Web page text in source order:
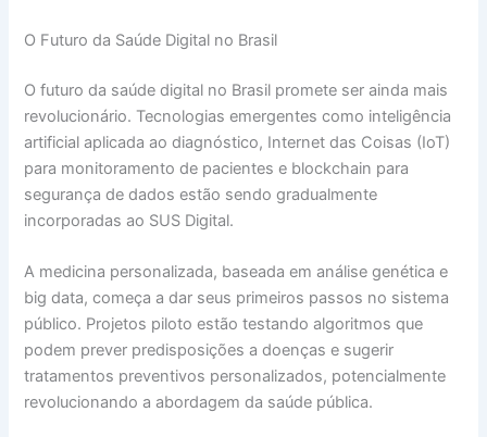
O Futuro da Saúde Digital no Brasil
O futuro da saúde digital no Brasil promete ser ainda mais
revolucionário. Tecnologias emergentes como inteligência
artificial aplicada ao diagnóstico, Internet das Coisas (IoT)
para monitoramento de pacientes e blockchain para
segurança de dados estão sendo gradualmente
incorporadas ao SUS Digital.
A medicina personalizada, baseada em análise genética e
big data, começa a dar seus primeiros passos no sistema
público. Projetos piloto estão testando algoritmos que
podem prever predisposições a doenças e sugerir
tratamentos preventivos personalizados, potencialmente
revolucionando a abordagem da saúde pública.